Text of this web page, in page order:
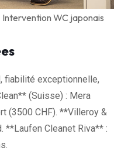
fiabilité exceptionnelle,
(Suisse) : Mera
(3500 CHF). **Villeroy &
**Laufen Cleanet Riva** :